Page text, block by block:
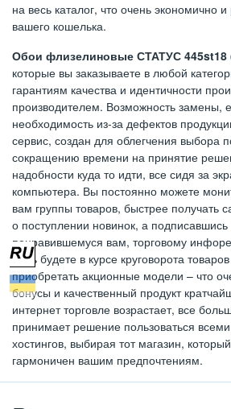
на весь каталог, что очень экономично
вашего кошелька.
Обои флизелиновые СТАТУС 445st18
которые вы заказываете в любой
гарантиям качества и идентичности
производителем. Возможность замены,
необходимость из-за дефектов
сервис, создан для облегчения выбора
сокращению времени на принятие
надобности куда то идти, все сидя за
компьютера. Вы постоянно можете
вам группы товаров, быстрее получать
о поступлении новинок, а подписавшись
понравившемуся вам, торговому
день будете в курсе круговорота
приобретать акционные модели – что
бонусы и качественный продукт
интернет торговле возрастает, все
принимает решение пользоваться
хостингов, выбирая тот магазин,
гармоничен вашим предпочтениям.